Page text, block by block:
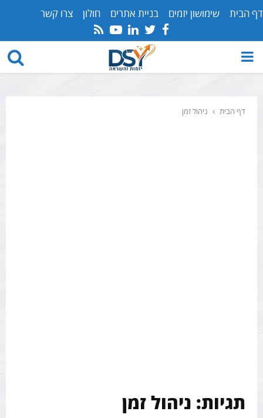
דף הבית שימושון יזמים בניית אתרים חולון צרו קשר
Facebook
Twitter
Linkedin
Youtube
Rss
PRIMARY
דף הבית ניהול זמן
תגיות: ניהול זמן